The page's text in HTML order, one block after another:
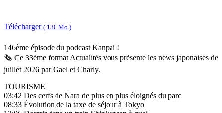
Télécharger ( 130 Mo )
146ème épisode du podcast Kanpai !
🗞️ Ce 33ème format Actualités vous présente les news japonaises de
juillet 2026 par Gael et Charly.
TOURISME
03:42 Des cerfs de Nara de plus en plus éloignés du parc
08:33 Évolution de la taxe de séjour à Tokyo